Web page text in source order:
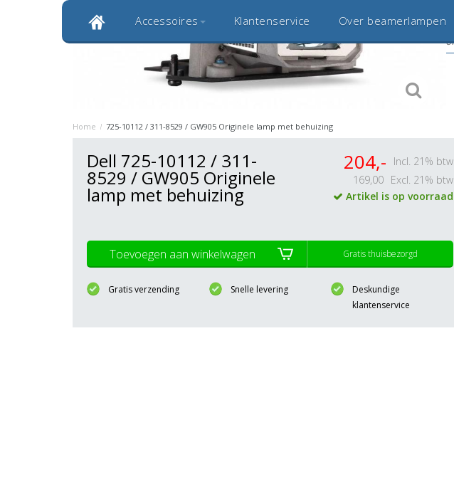
Klantbeoordeling 9,0
Bekijk alle 1000+ reviews
Accessoires Klantenservice Over beamerlampen
20 jaar betrouwbaar en ervaren
Home / 725-10112 / 311-8529 / GW905 Originele lamp met behuizing
Dell 725-10112 / 311-
8529 / GW905 Originele
lamp met behuizing
204,-
Incl. 21% btw
169,00 Excl. 21% btw
Artikel is op voorraad
Toevoegen aan winkelwagen Gratis thuisbezorgd
Gratis verzending Snelle levering
Deskundige
klantenservice